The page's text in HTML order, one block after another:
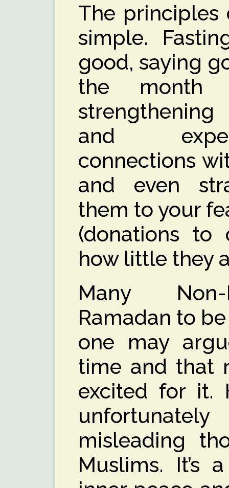
The
simple.
good, saying
the month
and
connections
and even
them to your
(donations to
how little they
Many Non-
Ramadan to
one may
time and that
excited for it.
misleading
Muslims.